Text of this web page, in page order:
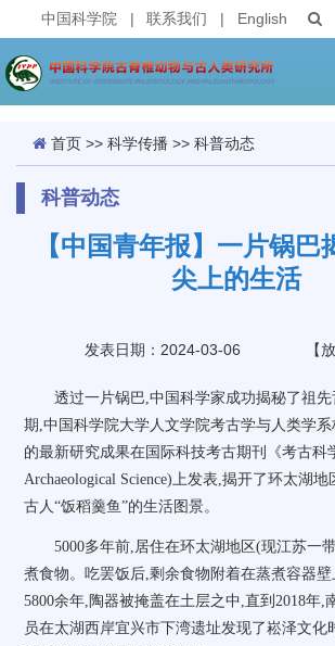
中国科学院 | 联系我们 | English
首页 >> 科学传播 >> 科普动态
科普动态
【中国青年报】一片锅巴
尖上的生活
发表日期：2024-03-06 【
透过一片锅巴,中国科学家成功揭秘了祖
期,中国科学院大学人文学院考古学与人类学系
的最新研究成果在国际科技考古期刊《考古科
Archaeological Science)上发表,揭开了环太湖
古人“饭稻羹鱼”的生活图景。
5000多年前,居住在环太湖地区(现江苏一
煮食物。吃罢饭后,剩余食物附着在蒸煮容器
5800余年,陶器被掩盖在土层之中,直到2018年,
员在太湖西岸宜兴市下湾遗址发现了崧泽文化